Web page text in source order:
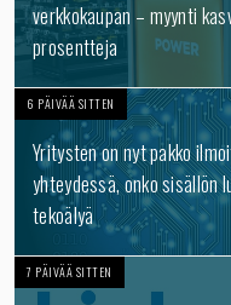
verkkokaupan – myynti
prosentteja
6 PÄIVÄÄ SITTEN
Yritysten on nyt pakko
yhteydessä, onko sisällön
tekoälyä
7 PÄIVÄÄ SITTEN